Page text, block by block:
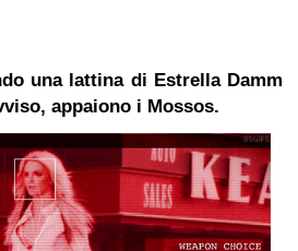
una lattina di Estrella Damm
appaiono i Mossos.